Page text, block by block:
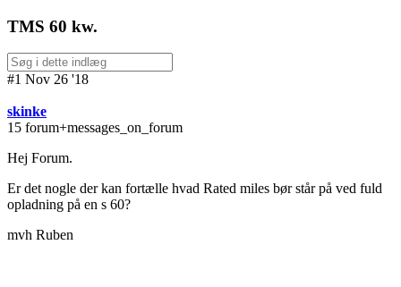
TMS 60 kw.
#1 Nov 26 '18
skinke
15 forum+messages_on_forum
Hej Forum.
Er det nogle der kan fortælle hvad Rated miles bør står på ved fuld
opladning på en s 60?
mvh Ruben